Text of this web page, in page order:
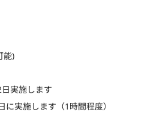
能)
実施します
に実施します（1時間程度）